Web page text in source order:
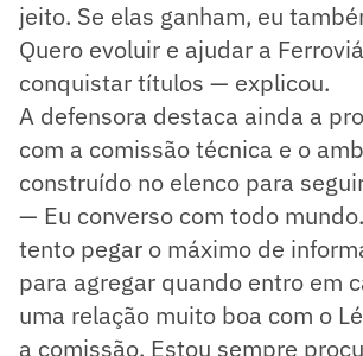
jeito. Se elas ganham, eu
Quero evoluir e ajudar a
conquistar títulos — explicou.
A defensora destaca ainda a
com a comissão técnica e o
construído no elenco para
— Eu converso com todo
tento pegar o máximo de
para agregar quando entro em
uma relação muito boa com o
a comissão. Estou sempre